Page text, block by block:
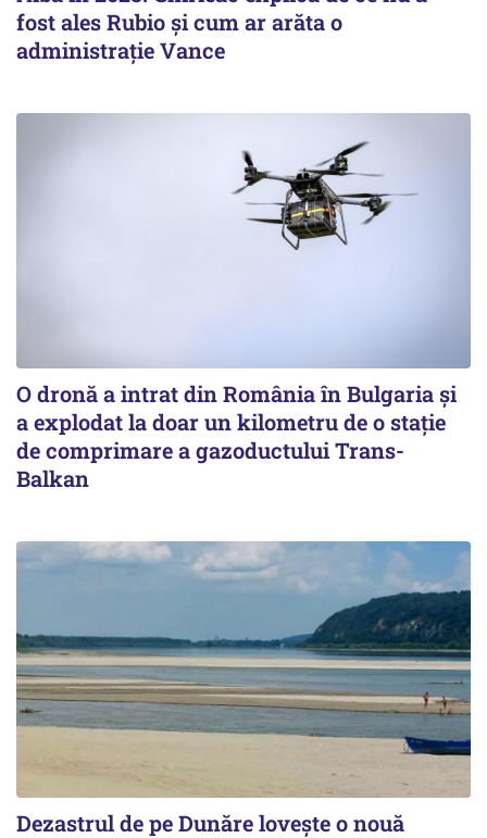
fost ales Rubio și cum ar arăta o
administrație Vance
O dronă a intrat din România în Bulgaria şi
a explodat la doar un kilometru de o stație
de comprimare a gazoductului Trans-
Balkan
Dezastrul de pe Dunăre lovește o nouă